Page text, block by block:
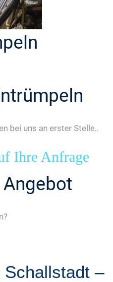
bei uns an erster Stelle..
Ihre Anfrage
Schallstadt –